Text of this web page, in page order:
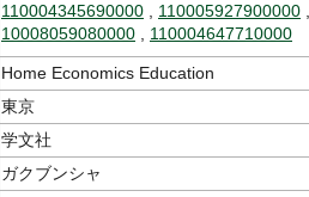
110004345690000 110005927900000
10008059080000
110004647710000
Home Economics Education
東京
学文社
ガクブンシャ